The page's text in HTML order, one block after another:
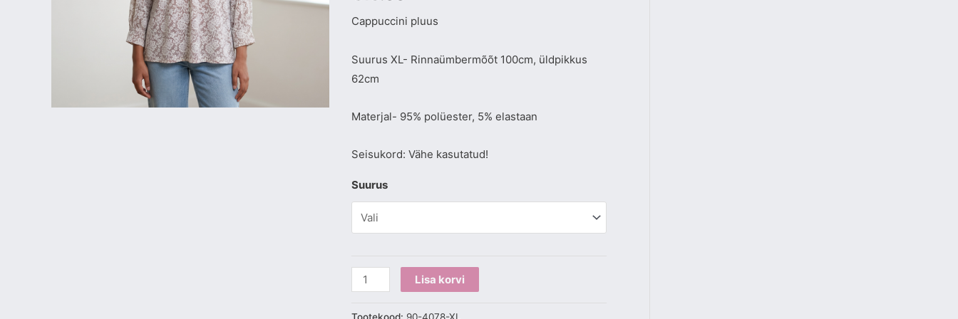
Cappuccini pluus
Suurus XL- Rinnaümbermõõt 100cm, üldpikkus
62cm
Materjal- 95% polüester, 5% elastaan
Seisukord: Vähe kasutatud!
Suurus
Lisa korvi
Tootekood: 90-4078-XL